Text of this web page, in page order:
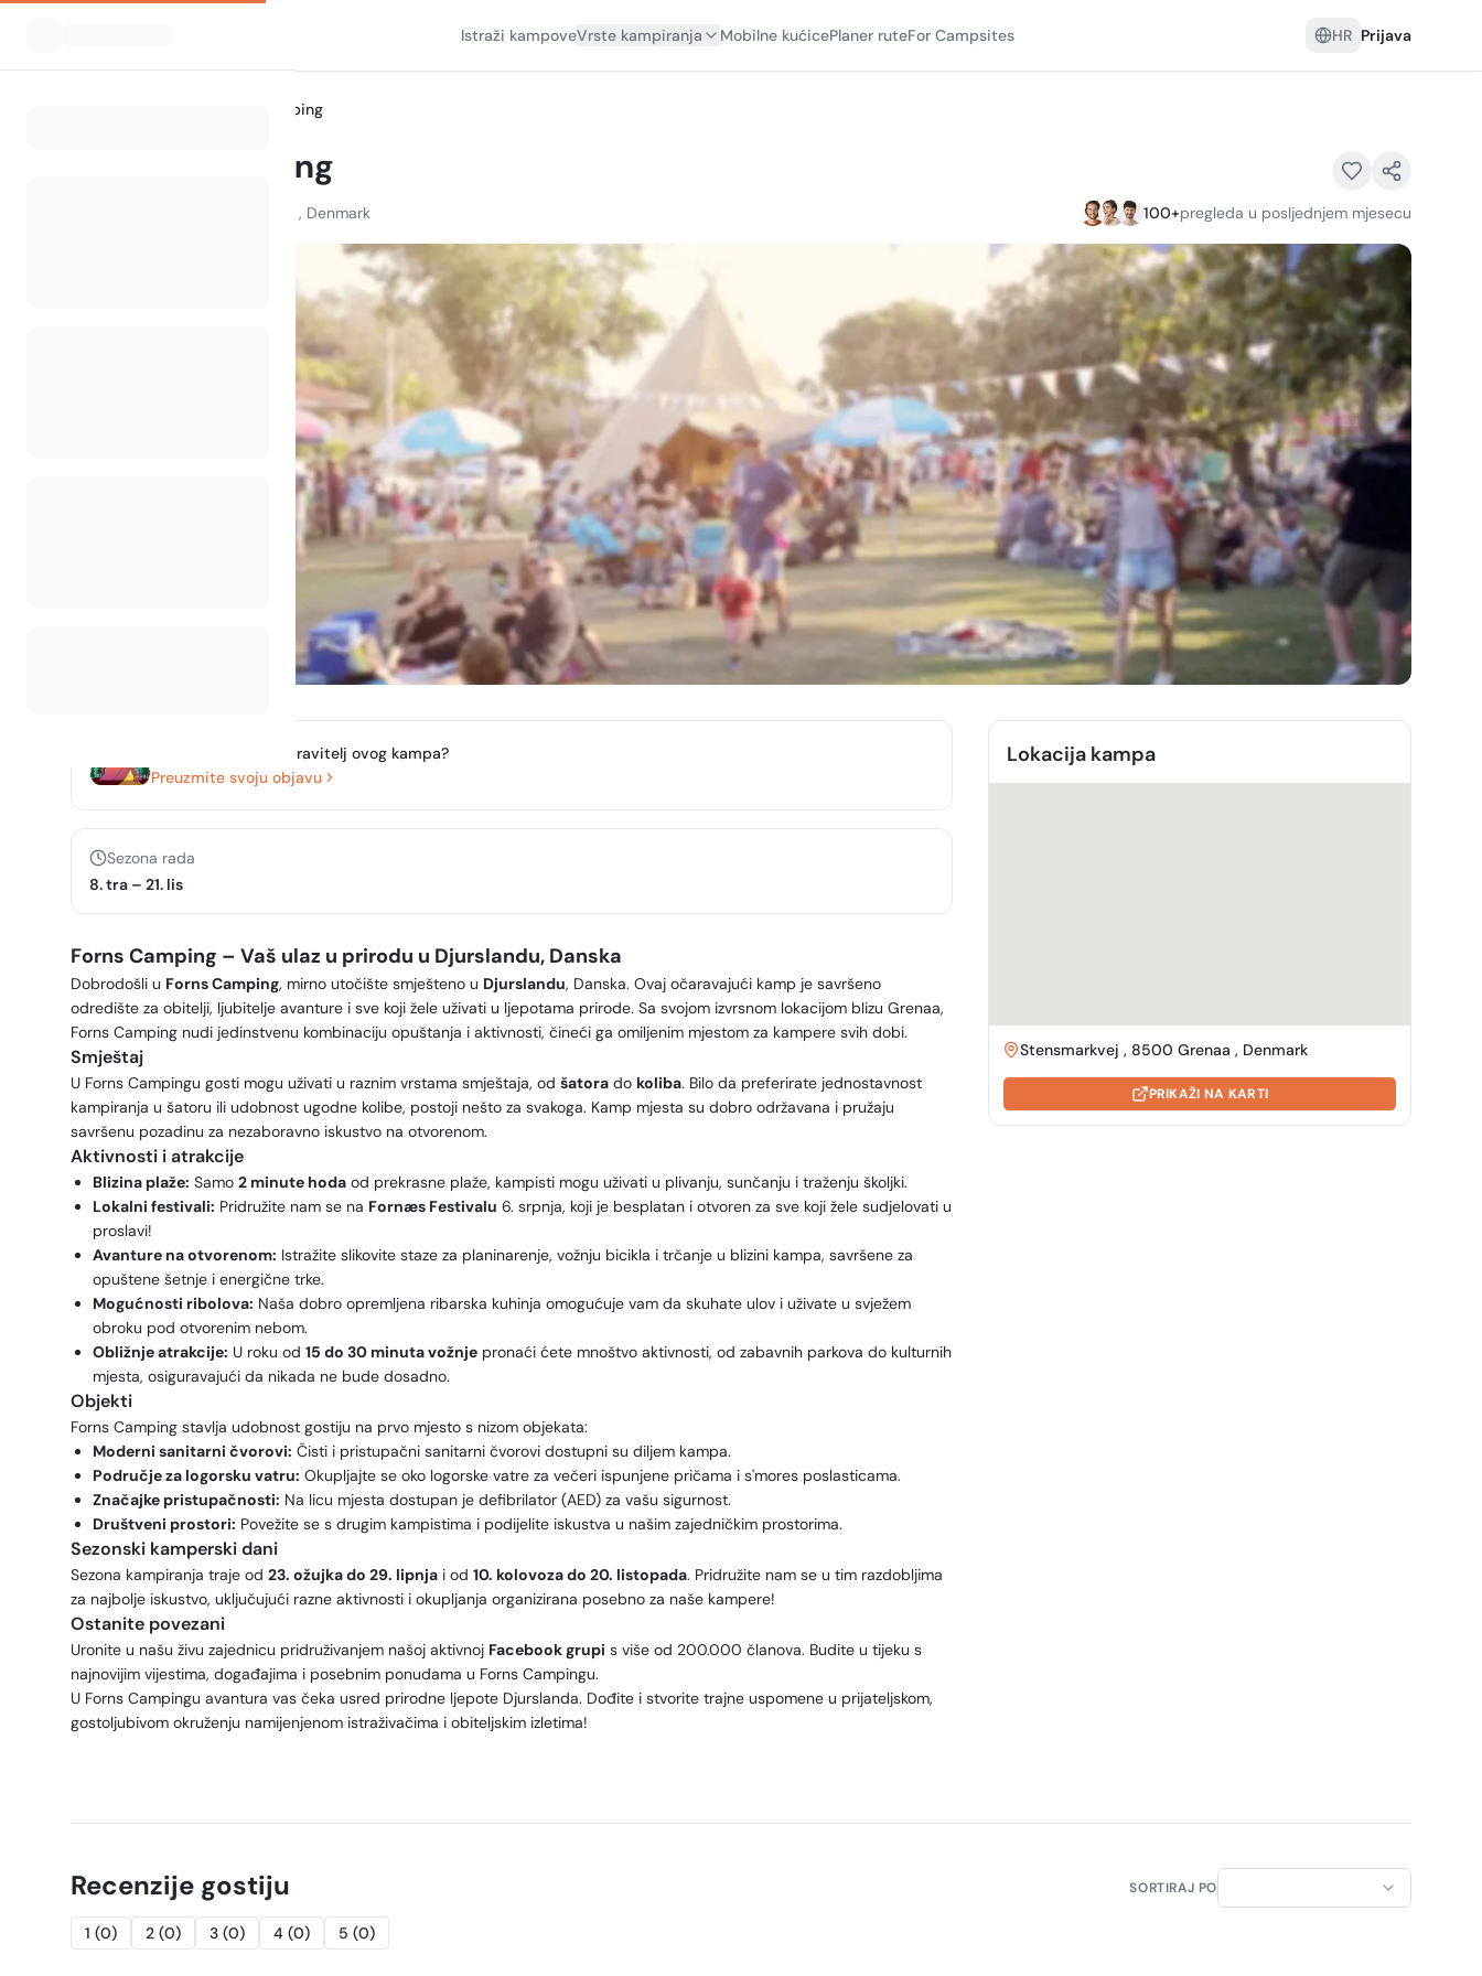
Istraži kampoveVrste kampiranja Mobilne kućicePlaner ruteFor Campsites HR Prijava
Fornæs camping
Fornæs camping
Stensmarkvej , 8500 Grenaa , Denmark 100+pregleda u posljednjem mjesecu
Jeste li vlasnik ili upravitelj ovog kampa?
Preuzmite svoju objavu
Sezona rada
8. tra – 21. lis
Forns Camping – Vaš ulaz u prirodu u Djurslandu, Danska
Dobrodošli u Forns Camping, mirno utočište smješteno u Djurslandu, Danska. Ovaj očaravajući kamp je savršeno
odredište za obitelji, ljubitelje avanture i sve koji žele uživati u ljepotama prirode. Sa svojom izvrsnom lokacijom blizu Grenaa,
Forns Camping nudi jedinstvenu kombinaciju opuštanja i aktivnosti, čineći ga omiljenim mjestom za kampere svih dobi.
Smještaj
U Forns Campingu gosti mogu uživati u raznim vrstama smještaja, od šatora do koliba. Bilo da preferirate jednostavnost
kampiranja u šatoru ili udobnost ugodne kolibe, postoji nešto za svakoga. Kamp mjesta su dobro održavana i pružaju
savršenu pozadinu za nezaboravno iskustvo na otvorenom.
Aktivnosti i atrakcije
Blizina plaže: Samo 2 minute hoda od prekrasne plaže, kampisti mogu uživati u plivanju, sunčanju i traženju školjki.
Lokalni festivali: Pridružite nam se na Fornæs Festivalu 6. srpnja, koji je besplatan i otvoren za sve koji žele sudjelovati u
proslavi!
Avanture na otvorenom: Istražite slikovite staze za planinarenje, vožnju bicikla i trčanje u blizini kampa, savršene za
opuštene šetnje i energične trke.
Mogućnosti ribolova: Naša dobro opremljena ribarska kuhinja omogućuje vam da skuhate ulov i uživate u svježem
obroku pod otvorenim nebom.
Obližnje atrakcije: U roku od 15 do 30 minuta vožnje pronaći ćete mnoštvo aktivnosti, od zabavnih parkova do kulturnih
mjesta, osiguravajući da nikada ne bude dosadno.
Objekti
Forns Camping stavlja udobnost gostiju na prvo mjesto s nizom objekata:
Moderni sanitarni čvorovi: Čisti i pristupačni sanitarni čvorovi dostupni su diljem kampa.
Područje za logorsku vatru: Okupljajte se oko logorske vatre za večeri ispunjene pričama i s'mores poslasticama.
Značajke pristupačnosti: Na licu mjesta dostupan je defibrilator (AED) za vašu sigurnost.
Društveni prostori: Povežite se s drugim kampistima i podijelite iskustva u našim zajedničkim prostorima.
Sezonski kamperski dani
Sezona kampiranja traje od 23. ožujka do 29. lipnja i od 10. kolovoza do 20. listopada. Pridružite nam se u tim razdobljima
za najbolje iskustvo, uključujući razne aktivnosti i okupljanja organizirana posebno za naše kampere!
Ostanite povezani
Uronite u našu živu zajednicu pridruživanjem našoj aktivnoj Facebook grupi s više od 200.000 članova. Budite u tijeku s
najnovijim vijestima, događajima i posebnim ponudama u Forns Campingu.
U Forns Campingu avantura vas čeka usred prirodne ljepote Djurslanda. Dođite i stvorite trajne uspomene u prijateljskom,
gostoljubivom okruženju namijenjenom istraživačima i obiteljskim izletima!
Lokacija kampa
Stensmarkvej , 8500 Grenaa , Denmark
PRIKAŽI NA KARTI
Recenzije gostiju
1 (0) 2 (0) 3 (0) 4 (0) 5 (0)
SORTIRAJ PO